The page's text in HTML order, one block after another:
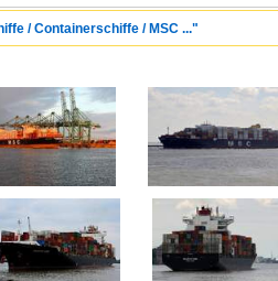
/ Containerschiffe / MSC ..."